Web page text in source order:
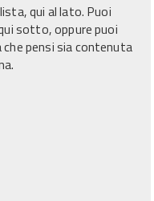
qui al lato. Puoi
sotto, oppure puoi
che pensi sia contenuta